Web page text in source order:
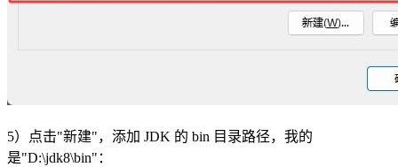
5）点击"新建"，添加 JDK 的 bin 目录路径，我的
是"D:\jdk8\bin"：